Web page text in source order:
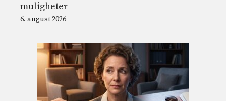
muligheter
6. august 2026